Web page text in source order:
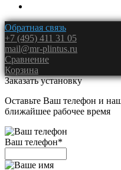
Обратная связь
+7 (495) 411 31 05
mail@mr-plintus.ru
Сравнение
Корзина
Заказать установку
Оставьте Ваш телефон и
ближайшее рабочее время
Ваш телефон*